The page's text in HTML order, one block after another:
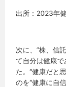
出所：2023年
次に、“株、信
て自分は健康
た。“健康だと
のを“健康に自